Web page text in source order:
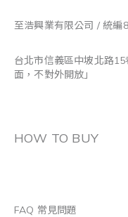
至浩興業有限公司 / 統編
台北市信義區中坡北路
面，不對外開放」
HOW TO BUY
FAQ 常見問題